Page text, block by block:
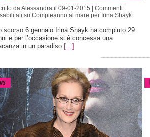
da Alessandra il 09-01-2015 | Commenti
su Compleanno al mare per Irina Shayk
scorso 6 gennaio Irina Shayk ha compiuto 29
e per l’occasione si è concessa una
in un paradiso […]